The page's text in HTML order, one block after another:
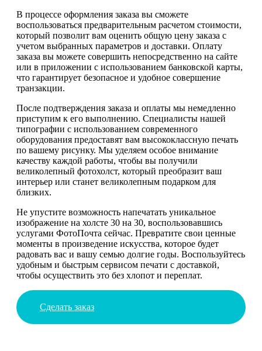
В процессе оформления заказа вы сможете
воспользоваться предварительным расчетом стоимости,
который позволит вам оценить общую цену заказа с
учетом выбранных параметров и доставки. Оплату
заказа вы можете совершить непосредственно на сайте
или в приложении с использованием банковской карты,
что гарантирует безопасное и удобное совершение
транзакции.
После подтверждения заказа и оплаты мы немедленно
приступим к его выполнению. Специалисты нашей
типографии с использованием современного
оборудования предоставят вам высококлассную печать
по вашему рисунку. Мы уделяем особое внимание
качеству каждой работы, чтобы вы получили
великолепный фотохолст, который преобразит ваш
интерьер или станет великолепным подарком для
близких.
Не упустите возможность напечатать уникальное
изображение на холсте 30 на 30, воспользовавшись
услугами ФотоПочта сейчас. Превратите свои ценные
моменты в произведение искусства, которое будет
радовать вас и вашу семью долгие годы. Воспользуйтесь
удобным и быстрым сервисом печати с доставкой,
чтобы осуществить это без хлопот и переплат.
Сделать заказ